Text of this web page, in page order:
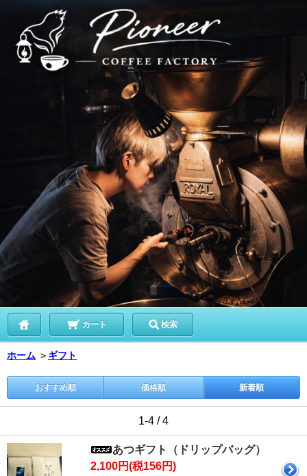
カート 検索
ホーム ＞ ギフト
おすすめ順 価格順 新着順
1-4 / 4
あつギフト（ドリップバッグ）
2,100円(税156円)